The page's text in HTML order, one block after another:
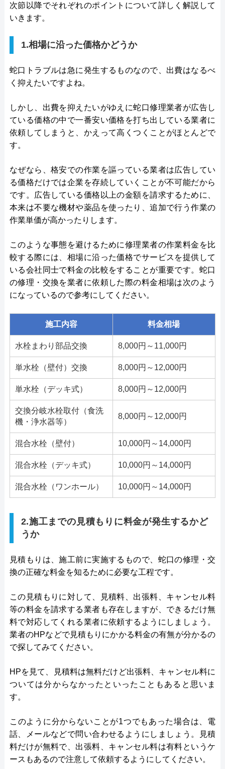
次節以降でそれぞれのポイントについて詳しく解説して
いきます。
1.相場に沿った価格かどうか
蛇口トラブルは急に発生するものなので、出費はなるべ
く抑えたいですよね。
しかし、出費を抑えたいがゆえに蛇口修理業者が広告し
ている価格の中で一番安い価格を打ち出している業者に
依頼してしまうと、かえって高くつくことがほとんどで
す。
なぜなら、格安での作業を謳っている業者は広告してい
る価格だけでは企業を存続していくことが不可能だから
です。広告している価格以上の金額を請求するために、
本来は不要な機材や薬品を使ったり、追加で行う作業の
作業単価が高かったりします。
このような事態を避けるために修理業者の作業料金を比
較する際には、相場に沿った価格でサービスを提供して
いる会社同士で料金の比較をすることが重要です。蛇口
の修理・交換を業者に依頼した際の料金相場は次のよう
になっているので参考にしてください。
施工内容 料金相場
水栓まわり部品交換 8,000円～11,000円
単水栓（壁付）交換 8,000円～12,000円
単水栓（デッキ式） 8,000円～12,000円
交換分岐水栓取付（食洗
機・浄水器等）
8,000円～12,000円
混合水栓（壁付） 10,000円～14,000円
混合水栓（デッキ式） 10,000円～14,000円
混合水栓（ワンホール） 10,000円～14,000円
2.施工までの見積もりに料金が発生するかど
うか
見積もりは、施工前に実施するもので、蛇口の修理・交
換の正確な料金を知るために必要な工程です。
この見積もりに対して、見積料、出張料、キャンセル料
等の料金を請求する業者も存在しますが、できるだけ無
料で対応してくれる業者に依頼するようにしましょう。
業者のHPなどで見積もりにかかる料金の有無が分かるの
で探してみてください。
HPを見て、見積料は無料だけど出張料、キャンセル料に
ついては分からなかったといったこともあると思いま
す。
このように分からないことが1つでもあった場合は、電
話、メールなどで問い合わせるようにしましょう。見積
料だけが無料で、出張料、キャンセル料は有料というケ
ースもあるので注意して依頼するようにしてください。